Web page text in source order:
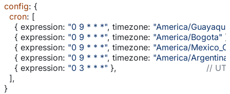
config: {
  cron
: [
    {
expression: "0 9 * * *", timezone: "America/
    {
expression: "0 9 * * *", timezone: "America/Bogota"
    {
expression: "0 9 * * *", timezone: "America/
    {
expression: "0 9 * * *", timezone: "America/
    {
expression: "0 3 * * *" }, //
  ],
}